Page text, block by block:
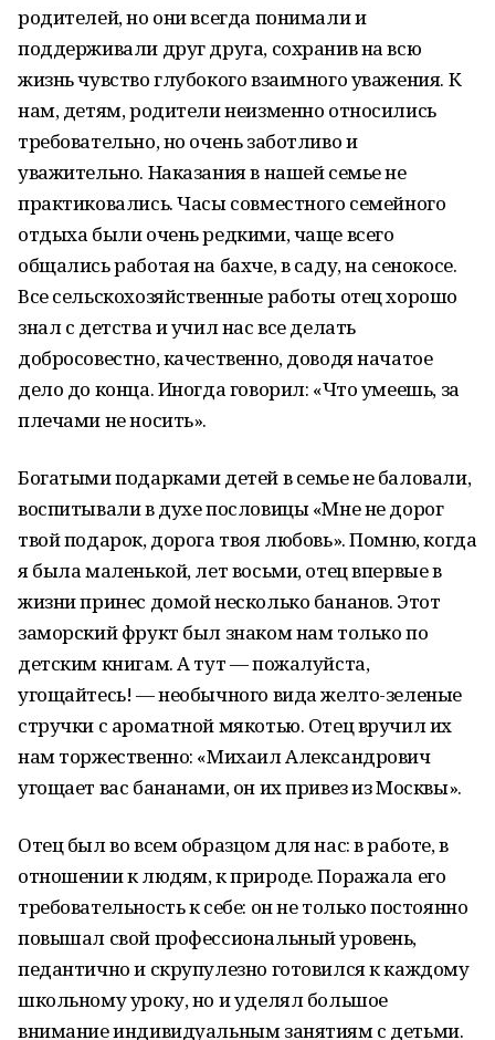
родителей, но они всегда понимали и
поддерживали друг друга, сохранив на всю
жизнь чувство глубокого взаимного уважения. К
нам, детям, родители неизменно относились
требовательно, но очень заботливо и
уважительно. Наказания в нашей семье не
практиковались. Часы совместного семейного
отдыха были очень редкими, чаще всего
общались работая на бахче, в саду, на сенокосе.
Все сельскохозяйственные работы отец хорошо
знал с детства и учил нас все делать
добросовестно, качественно, доводя начатое
дело до конца. Иногда говорил: «Что умеешь, за
плечами не носить».
Богатыми подарками детей в семье не баловали,
воспитывали в духе пословицы «Мне не дорог
твой подарок, дорога твоя любовь». Помню, когда
я была маленькой, лет восьми, отец впервые в
жизни принес домой несколько бананов. Этот
заморский фрукт был знаком нам только по
детским книгам. А тут — пожалуйста,
угощайтесь! — необычного вида желто-зеленые
стручки с ароматной мякотью. Отец вручил их
нам торжественно: «Михаил Александрович
угощает вас бананами, он их привез из Москвы».
Отец был во всем образцом для нас: в работе, в
отношении к людям, к природе. Поражала его
требовательность к себе: он не только постоянно
повышал свой профессиональный уровень,
педантично и скрупулезно готовился к каждому
школьному уроку, но и уделял большое
внимание индивидуальным занятиям с детьми.